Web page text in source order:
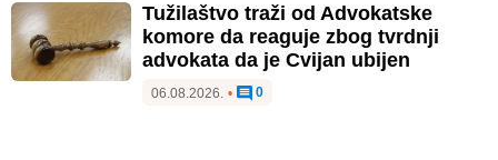
Tužilaštvo traži od Advokatske
komore da reaguje zbog tvrdnji
advokata da je Cvijan ubijen
06.08.2026. • 0